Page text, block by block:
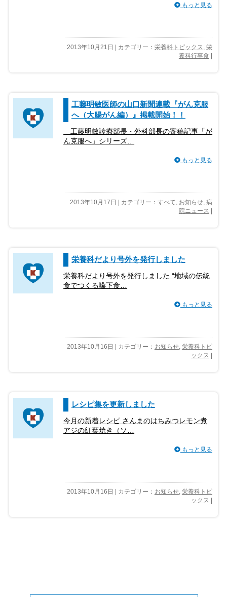
もっと見る
2013年10月21日 | カテゴリー： 栄養科トピックス 栄
養科行事食 |
工藤明敏医師の山口新聞連載『がん克服
へ（大腸がん編）』掲載開始！！
工藤明敏診療部長・外科部長の寄稿記事「が
ん克服へ」シリーズ…
もっと見る
2013年10月17日 | カテゴリー： すべて, お知らせ, 病
院ニュース
栄養科だより号外を発行しました
栄養科だより号外を発行しました “地域の伝統
食でつくる嚥下食…
もっと見る
2013年10月16日 | カテゴリー： お知らせ, 栄養科トピ
ックス
レシピ集を更新しました
今月の新着レシピ さんまのはちみつレモン煮
アジの紅葉焼き（ソ…
もっと見る
2013年10月16日 | カテゴリー： お知らせ, 栄養科トピ
ックス |